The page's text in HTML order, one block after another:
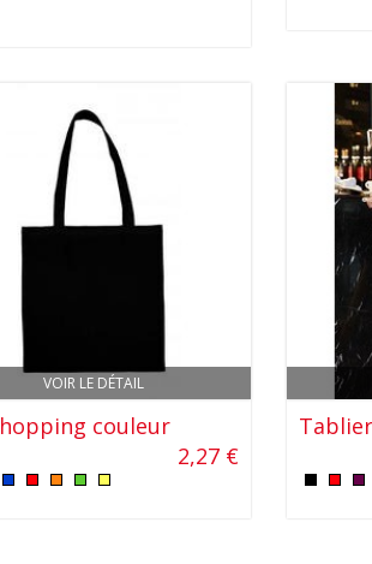
VOIR LE DÉTAIL
couleur
2,27 €
Tablier